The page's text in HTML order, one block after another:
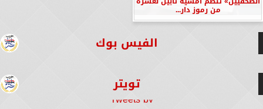
من رموز دار...
الفيس بوك
تويتر
Tweets by